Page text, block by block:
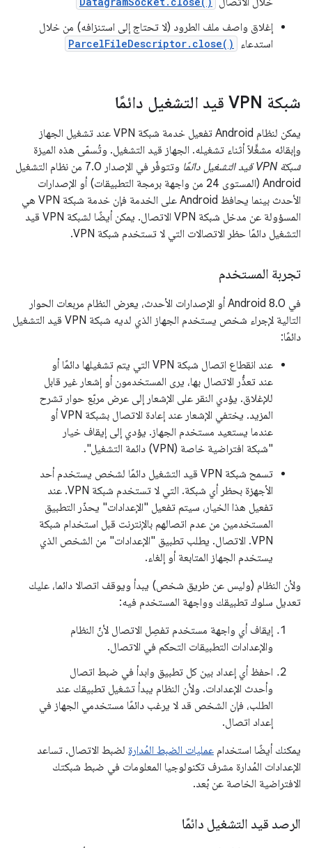
إغلاق واصف ملف الطرود (لا تحتاج إلى استنزافه) من خلال
استدعاء
ParcelFileDescriptor.close()
شبكة VPN قيد التشغيل دائمًا
يمكن لنظام Android تفعيل خدمة شبكة VPN عند تشغيل الجهاز
وإبقائه مشغَّلاً أثناء تشغيله. الجهاز قيد التشغيل. وتُسمّى هذه الميزة
شبكة VPN قيد التشغيل دائمًا
وتتوفّر في الإصدار 7.0 من نظام التشغيل
Android (المستوى 24 من واجهة برمجة التطبيقات) أو الإصدارات
الأحدث بينما يحافظ Android على الخدمة فإن خدمة شبكة VPN هي
المسؤولة عن مدخل شبكة VPN الاتصال. يمكن أيضًا لشبكة VPN قيد
التشغيل دائمًا حظر الاتصالات التي لا تستخدم شبكة VPN.
تجربة المستخدم
في Android 8.0 أو الإصدارات الأحدث، يعرض النظام مربعات الحوار
التالية لإجراء شخص يستخدم الجهاز الذي لديه شبكة VPN قيد التشغيل
دائمًا:
عند انقطاع اتصال شبكة VPN التي يتم تشغيلها دائمًا أو
عند تعذُّر الاتصال بها، يرى المستخدمون أو إشعار غير قابل
للإغلاق. يؤدي النقر على الإشعار إلى عرض مربّع حوار تشرح
المزيد. يختفي الإشعار عند إعادة الاتصال بشبكة VPN أو
عندما يستعيد مستخدم الجهاز. يؤدي إلى إيقاف خيار
"شبكة افتراضية خاصة (VPN) دائمة التشغيل".
تسمح شبكة VPN قيد التشغيل دائمًا لشخص يستخدم أحد
الأجهزة بحظر أي شبكة. التي لا تستخدم شبكة VPN. عند
تفعيل هذا الخيار، سيتم تفعيل "الإعدادات" يحذّر التطبيق
المستخدمين من عدم اتصالهم بالإنترنت قبل استخدام شبكة
VPN. الاتصال. يطلب تطبيق "الإعدادات" من الشخص الذي
يستخدم الجهاز المتابعة أو إلغاء.
ولأن النظام (وليس عن طريق شخص) يبدأ ويوقف اتصالا دائما، عليك
تعديل سلوك تطبيقك وواجهة المستخدم فيه:
إيقاف أي واجهة مستخدم تفصِل الاتصال لأنّ النظام
والإعدادات التطبيقات التحكم في الاتصال.
احفظ أي إعداد بين كل تطبيق وابدأ في ضبط اتصال
وأحدث الإعدادات. ولأن النظام يبدأ تشغيل تطبيقك عند
الطلب، فإن الشخص قد لا يرغب دائمًا مستخدمي الجهاز في
إعداد اتصال.
يمكنك أيضًا استخدام عمليات الضبط المُدارة لضبط الاتصال. تساعد
الإعدادات المُدارة مشرف تكنولوجيا المعلومات في ضبط شبكتك
الافتراضية الخاصة عن بُعد.
الرصد قيد التشغيل دائمًا